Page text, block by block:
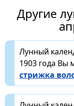
Другие
Лунный
1903 года Вы
стрижка